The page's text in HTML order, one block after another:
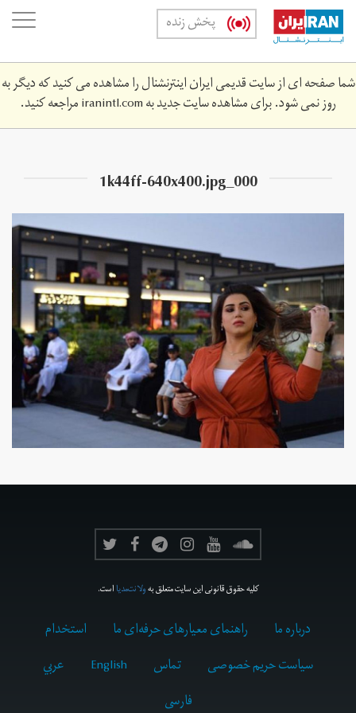
Skip
main
content
پخش زنده
شما صفحه ای از سایت قدیمی ایران اینترنشنال را مشاهده می کنید که دیگر به
روز نمی شود. برای مشاهده سایت جدید بهiranintl.comمراجعه کنید.
000_1k44ff-640x400.jpg
کلیه حقوق قانونی این سایت متعلق بهولانت‌مدیااست.
درباره ما راهنمای معیارهای حرفه‌ای ما
استخدام
سیاست حریم خصوصی
تماس English
عربي
فارسى